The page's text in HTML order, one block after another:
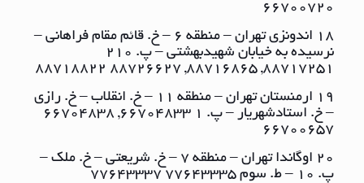
٦٦٧٠٠٧٢٠
18 اندونزی تهران – منطقه ٦ – خ. قائم مقام فراهانی –
نرسیده به خیابان شهیدبهشتی – پ. ٢١٠
٨٨٧١٧٢٥١, ٨٨٧١٦٨٦٥, ٨٨٧٢٦٦٢٧ ٨٨٧١٨٨٢٢
19 ارمنستان تهران – منطقه ١١ – خ. انقلاب – خ. رازی
– خ. استادشهریار – پ. ١ ٦٦٧٠٤٨٣٣, ٦٦٧٠٤٨٣٨
٦٦٧٠٠٦٥٧
20 اوگاندا تهران – منطقه ٧ – خ. شریعتی – خ. ملک –
پ. ١٠ – ط. سوم ٧٧٦٤٣٣٣٥ ٧٧٦٤٣٣٣٧